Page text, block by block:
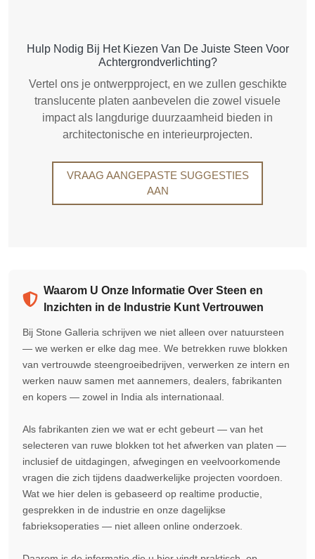
Hulp Nodig Bij Het Kiezen Van De Juiste Steen Voor
Achtergrondverlichting?
Vertel ons je ontwerpproject, en we zullen geschikte
translucente platen aanbevelen die zowel visuele
impact als langdurige duurzaamheid bieden in
architectonische en interieurprojecten.
VRAAG AANGEPASTE SUGGESTIES
AAN
Waarom U Onze Informatie Over Steen en
Inzichten in de Industrie Kunt Vertrouwen
Bij Stone Galleria schrijven we niet alleen over natuursteen
— we werken er elke dag mee. We betrekken ruwe blokken
van vertrouwde steengroeibedrijven, verwerken ze intern en
werken nauw samen met aannemers, dealers, fabrikanten
en kopers — zowel in India als internationaal.
Als fabrikanten zien we wat er echt gebeurt — van het
selecteren van ruwe blokken tot het afwerken van platen —
inclusief de uitdagingen, afwegingen en veelvoorkomende
vragen die zich tijdens daadwerkelijke projecten voordoen.
Wat we hier delen is gebaseerd op realtime productie,
gesprekken in de industrie en onze dagelijkse
fabrieksoperaties — niet alleen online onderzoek.